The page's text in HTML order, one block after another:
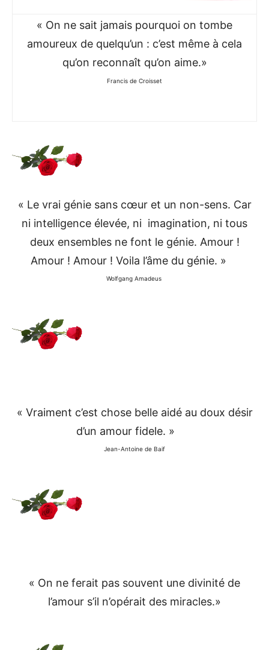
« On ne sait jamais pourquoi on tombe
amoureux de quelqu’un : c’est même à cela
qu’on reconnaît qu’on aime.»
Francis de Croisset
« Le vrai génie sans cœur et un non-sens. Car
ni intelligence élevée, ni imagination, ni tous
deux ensembles ne font le génie. Amour !
Amour ! Amour ! Voila l’âme du génie. »
Wolfgang Amadeus
« Vraiment c’est chose belle aidé au doux désir
d’un amour fidele. »
Jean-Antoine de Baif
« On ne ferait pas souvent une divinité de
l’amour s’il n’opérait des miracles.»